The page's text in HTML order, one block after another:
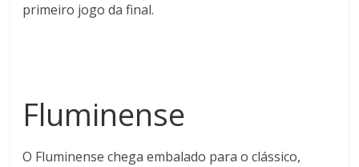
primeiro jogo da final.
Fluminense
O Fluminense chega embalado para o clássico,